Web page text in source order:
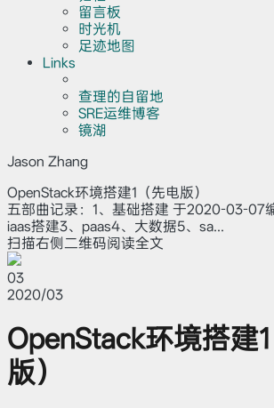
留言板
时光机
足迹地图
Links
查理的自留地
SRE运维博客
镜湖
Jason Zhang
OpenStack环境搭建1（先电版）
五部曲记录：1、基础搭建 于2020-03-07
iaas搭建3、paas4、大数据5、sa...
扫描右侧二维码阅读全文
03
2020/03
OpenStack环境搭建
版）